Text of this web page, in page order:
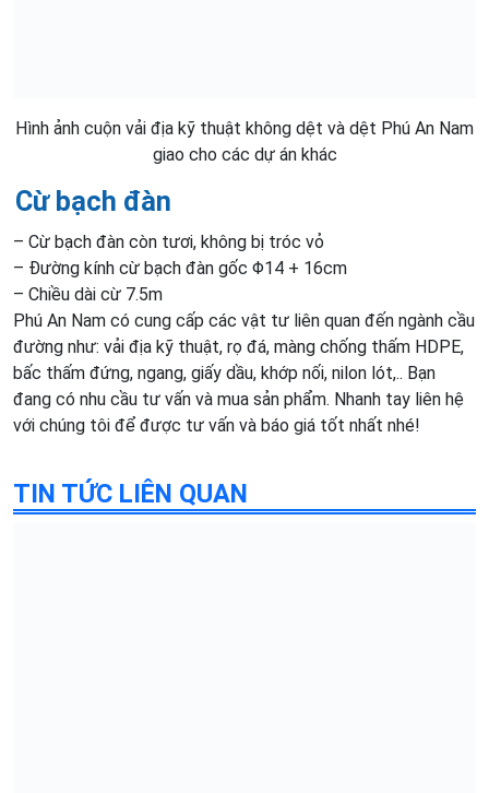
Hình ảnh cuộn vải địa kỹ thuật không dệt và dệt Phú An Nam
giao cho các dự án khác
Cừ bạch đàn
– Cừ bạch đàn còn tươi, không bị tróc vỏ
– Đường kính cừ bạch đàn gốc Φ14 + 16cm
– Chiều dài cừ 7.5m
Phú An Nam có cung cấp các vật tư liên quan đến ngành cầu
đường như: vải địa kỹ thuật, rọ đá, màng chống thấm HDPE,
bấc thấm đứng, ngang, giấy dầu, khớp nối, nilon lót,.. Bạn
đang có nhu cầu tư vấn và mua sản phẩm. Nhanh tay liên hệ
với chúng tôi để được tư vấn và báo giá tốt nhất nhé!
TIN TỨC LIÊN QUAN